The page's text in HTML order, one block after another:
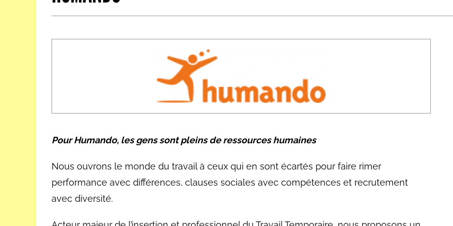
Les métiers par ordre alphabétique Après la 3eme
Avec Parcoursup
Grâce à l'alternance
Apprendre autrement
Les secteurs
Pour Humando, les gens sont pleins de ressources humaines
Nous ouvrons le monde du travail à ceux qui en sont écartés pour faire rimer
performance avec différences, clauses sociales avec compétences et recrutement
avec diversité.